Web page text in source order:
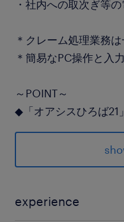
・社内への取次ぎ等
＊クレーム処理業務
＊簡易なPC操作と入
～POINT～
◆「オアシスひろば
◆17時定時×残業ほぼ
◆土日祝休み（完全
い！
※詳細はお電話にて
experience